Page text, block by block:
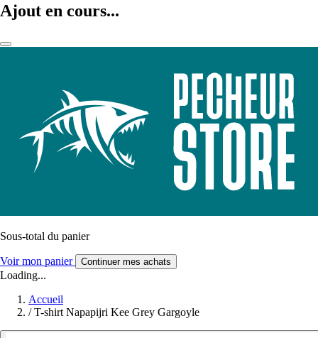
Ajout en cours...
Sous-total du panier
Voir mon panier Continuer mes achats
Loading...
Accueil
/ T-shirt Napapijri Kee Grey Gargoyle